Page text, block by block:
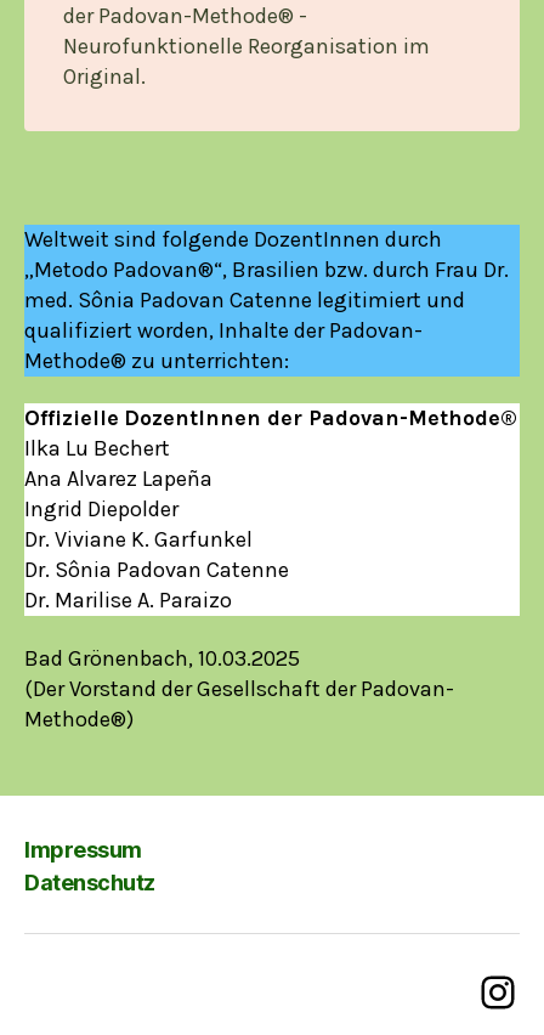
der Padovan-Methode® -
Neurofunktionelle Reorganisation im
Original.
Weltweit sind folgende DozentInnen durch
„Metodo Padovan®“, Brasilien bzw. durch Frau Dr.
med. Sônia Padovan Catenne legitimiert und
qualifiziert worden, Inhalte der Padovan-
Methode® zu unterrichten:
Offizielle DozentInnen der Padovan-Methode®
Ilka Lu Bechert
Ana Alvarez Lapeña
Ingrid Diepolder
Dr. Viviane K. Garfunkel
Dr. Sônia Padovan Catenne
Dr. Marilise A. Paraizo
Bad Grönenbach, 10.03.2025
(Der Vorstand der Gesellschaft der Padovan-
Methode®)
Impressum
Datenschutz